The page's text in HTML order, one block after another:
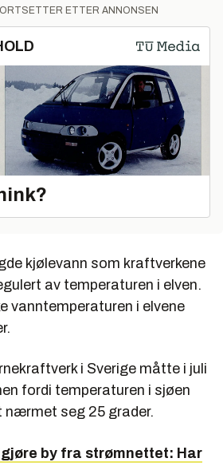
ETTER ANNONSEN
kjølevann som kraftverkene
av temperaturen i elven.
vanntemperaturen i elvene
i Sverige måtte i juli
fordi temperaturen i sjøen
seg 25 grader.
by fra strømnettet: Har